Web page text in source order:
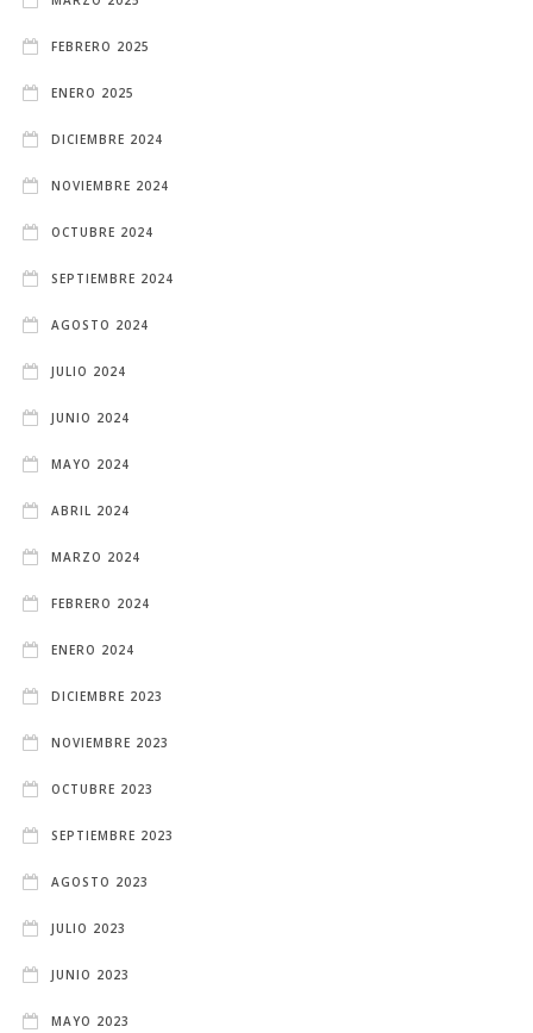
FEBRERO 2025
ENERO 2025
DICIEMBRE 2024
NOVIEMBRE 2024
OCTUBRE 2024
SEPTIEMBRE 2024
AGOSTO 2024
JULIO 2024
JUNIO 2024
MAYO 2024
ABRIL 2024
MARZO 2024
FEBRERO 2024
ENERO 2024
DICIEMBRE 2023
NOVIEMBRE 2023
OCTUBRE 2023
SEPTIEMBRE 2023
AGOSTO 2023
JULIO 2023
JUNIO 2023
MAYO 2023